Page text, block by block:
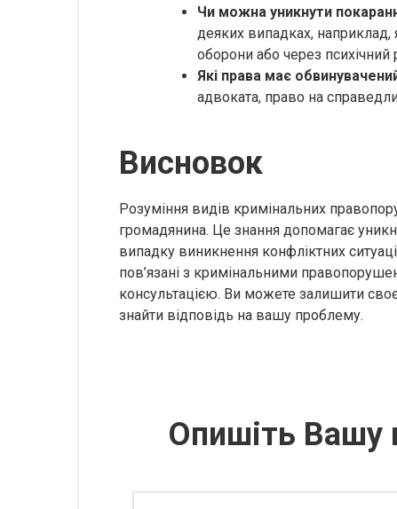
Чи можна уникнути
деяких випадках, наприклад,
оборони або через психічний
Які права має
адвоката, право на
Висновок
Розуміння видів кримінальних
громадянина. Це знання допомагає
випадку виникнення конфліктних
пов’язані з кримінальними
консультацією. Ви можете залишити
знайти відповідь на вашу проблему.
Опишіть Вашу